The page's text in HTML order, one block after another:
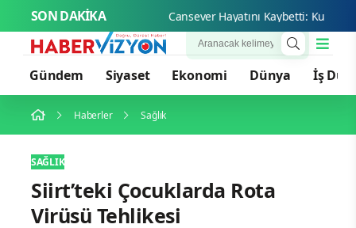
SON DAKİKA
Gündem Siyaset Ekonomi Dünya İş
Haberler Sağlık
SAĞLIK
Siirt’teki Çocuklarda Rota
Virüsü Tehlikesi